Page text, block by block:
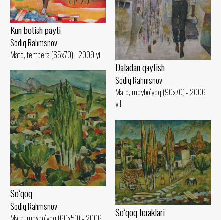
Kun botish payti
Sodiq Rahmsnov
Mato, tempera (65x70) - 2009 yil
Daladan qaytish
Sodiq Rahmsnov
Mato, moybo‘yoq (90x70) - 2006
yil
So‘qoq
Sodiq Rahmsnov
So‘qoq teraklari